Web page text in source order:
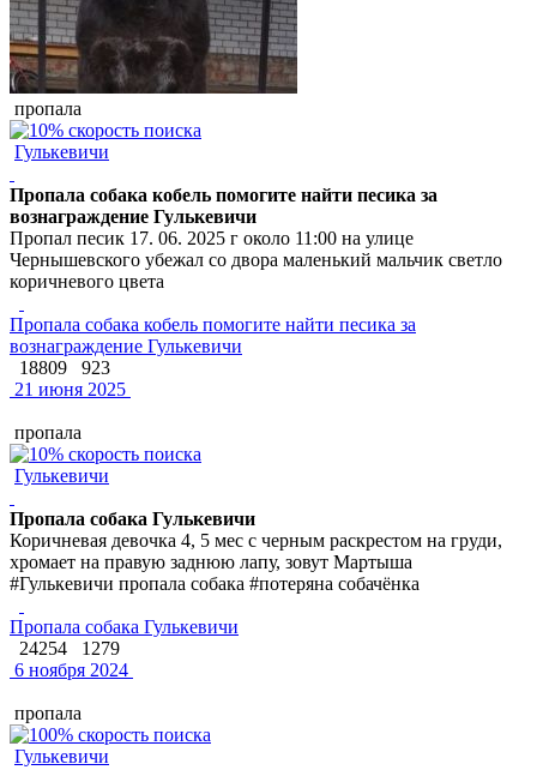
пропала
Гулькевичи
Пропала собака кобель помогите найти песика за
вознаграждение Гулькевичи
Пропал песик 17. 06. 2025 г около 11:00 на улице
Чернышевского убежал со двора маленький мальчик светло
коричневого цвета
Пропала собака кобель помогите найти песика за
вознаграждение Гулькевичи
18809
923
21 июня 2025
пропала
Гулькевичи
Пропала собака Гулькевичи
Коричневая девочка 4, 5 мес с черным раскрестом на груди,
хромает на правую заднюю лапу, зовут Мартыша
#Гулькевичи пропала собака #потеряна собачёнка
Пропала собака Гулькевичи
24254
1279
6 ноября 2024
пропала
Гулькевичи